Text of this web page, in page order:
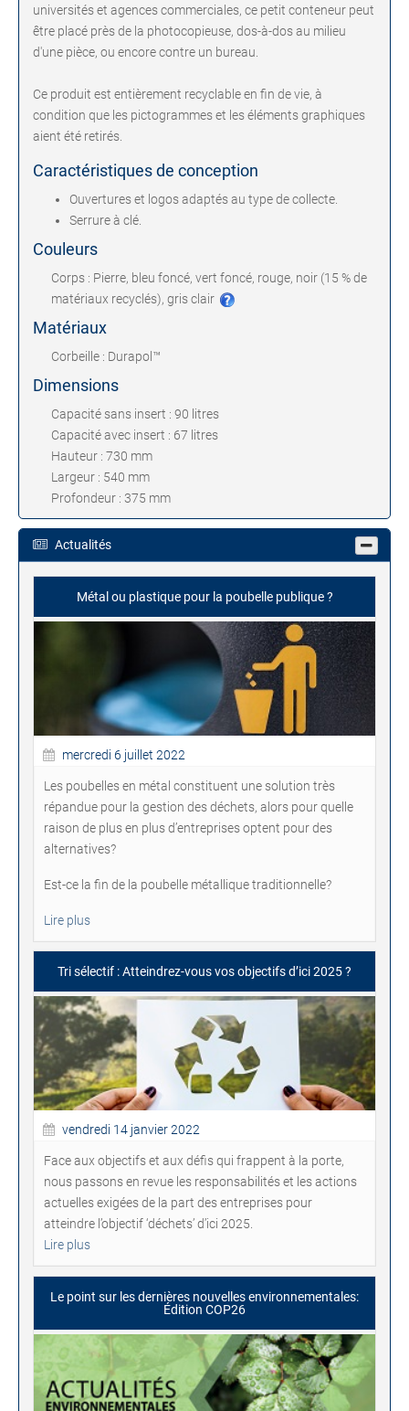
universités et agences commerciales, ce petit conteneur peut
être placé près de la photocopieuse, dos-à-dos au milieu
d'une pièce, ou encore contre un bureau.
Ce produit est entièrement recyclable en fin de vie, à
condition que les pictogrammes et les éléments graphiques
aient été retirés.
Caractéristiques de conception
Ouvertures et logos adaptés au type de collecte.
Serrure à clé.
Couleurs
Corps : Pierre, bleu foncé, vert foncé, rouge, noir (15 % de
matériaux recyclés), gris clair
Matériaux
Corbeille : Durapol™
Dimensions
Capacité sans insert : 90 litres
Capacité avec insert : 67 litres
Hauteur : 730 mm
Largeur : 540 mm
Profondeur : 375 mm
Actualités
Métal ou plastique pour la poubelle publique ?
mercredi 6 juillet 2022
Les poubelles en métal constituent une solution très
répandue pour la gestion des déchets, alors pour quelle
raison de plus en plus d’entreprises optent pour des
alternatives?
Est-ce la fin de la poubelle métallique traditionnelle?
Lire plus
Tri sélectif : Atteindrez-vous vos objectifs d’ici 2025 ?
vendredi 14 janvier 2022
Face aux objectifs et aux défis qui frappent à la porte,
nous passons en revue les responsabilités et les actions
actuelles exigées de la part des entreprises pour
atteindre l’objectif ‘déchets’ d’ici 2025.
Lire plus
Le point sur les dernières nouvelles environnementales:
Édition COP26